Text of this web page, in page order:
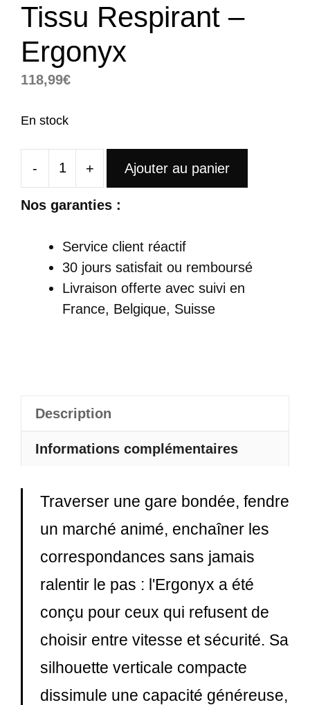
Tissu Respirant –
Ergonyx
118,99€
En stock
-
quantité
Bandoulière
Pickpocket
Ergonomique
+ Ajouter au panier
Nos garanties :
Service client réactif
30 jours satisfait ou remboursé
Livraison offerte avec suivi en
France, Belgique, Suisse
Description
Informations complémentaires
Traverser une gare bondée, fendre
un marché animé, enchaîner les
correspondances sans jamais
ralentir le pas : l'Ergonyx a été
conçu pour ceux qui refusent de
choisir entre vitesse et sécurité. Sa
silhouette verticale compacte
dissimule une capacité généreuse,